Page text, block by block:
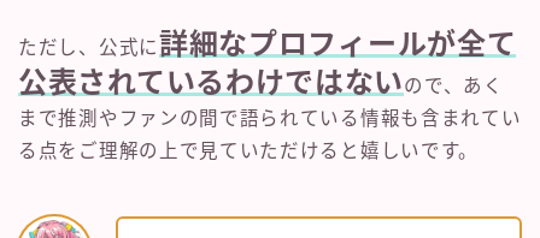
ただし、公式に詳細なプロフィールが全て
公表されているわけではないので、あく
まで推測やファンの間で語られている情報も含まれてい
る点をご理解の上で見ていただけると嬉しいです。